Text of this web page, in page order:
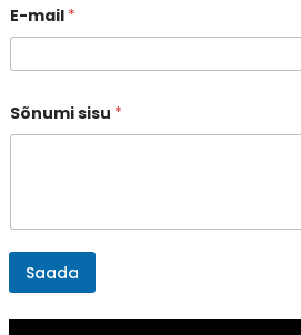
E-mail *
Sõnumi sisu *
Saada